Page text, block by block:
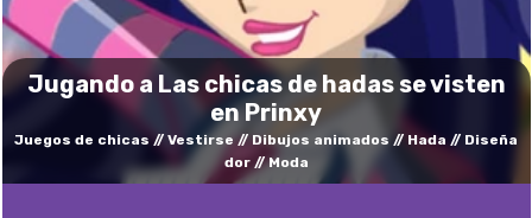
Jugando a Las chicas de hadas se visten
en Prinxy
Juegos de chicas Vestirse Dibujos animados Hada
Diseña
dor
Moda